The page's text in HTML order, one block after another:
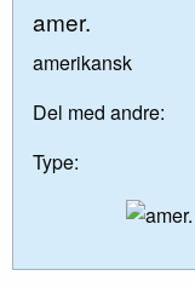
amer.
amerikansk
Del med andre:
Type: